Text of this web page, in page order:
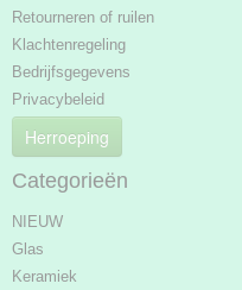
Retourneren of ruilen
Klachtenregeling
Bedrijfsgegevens
Privacybeleid
Herroeping
Categorieën
NIEUW
Glas
Keramiek